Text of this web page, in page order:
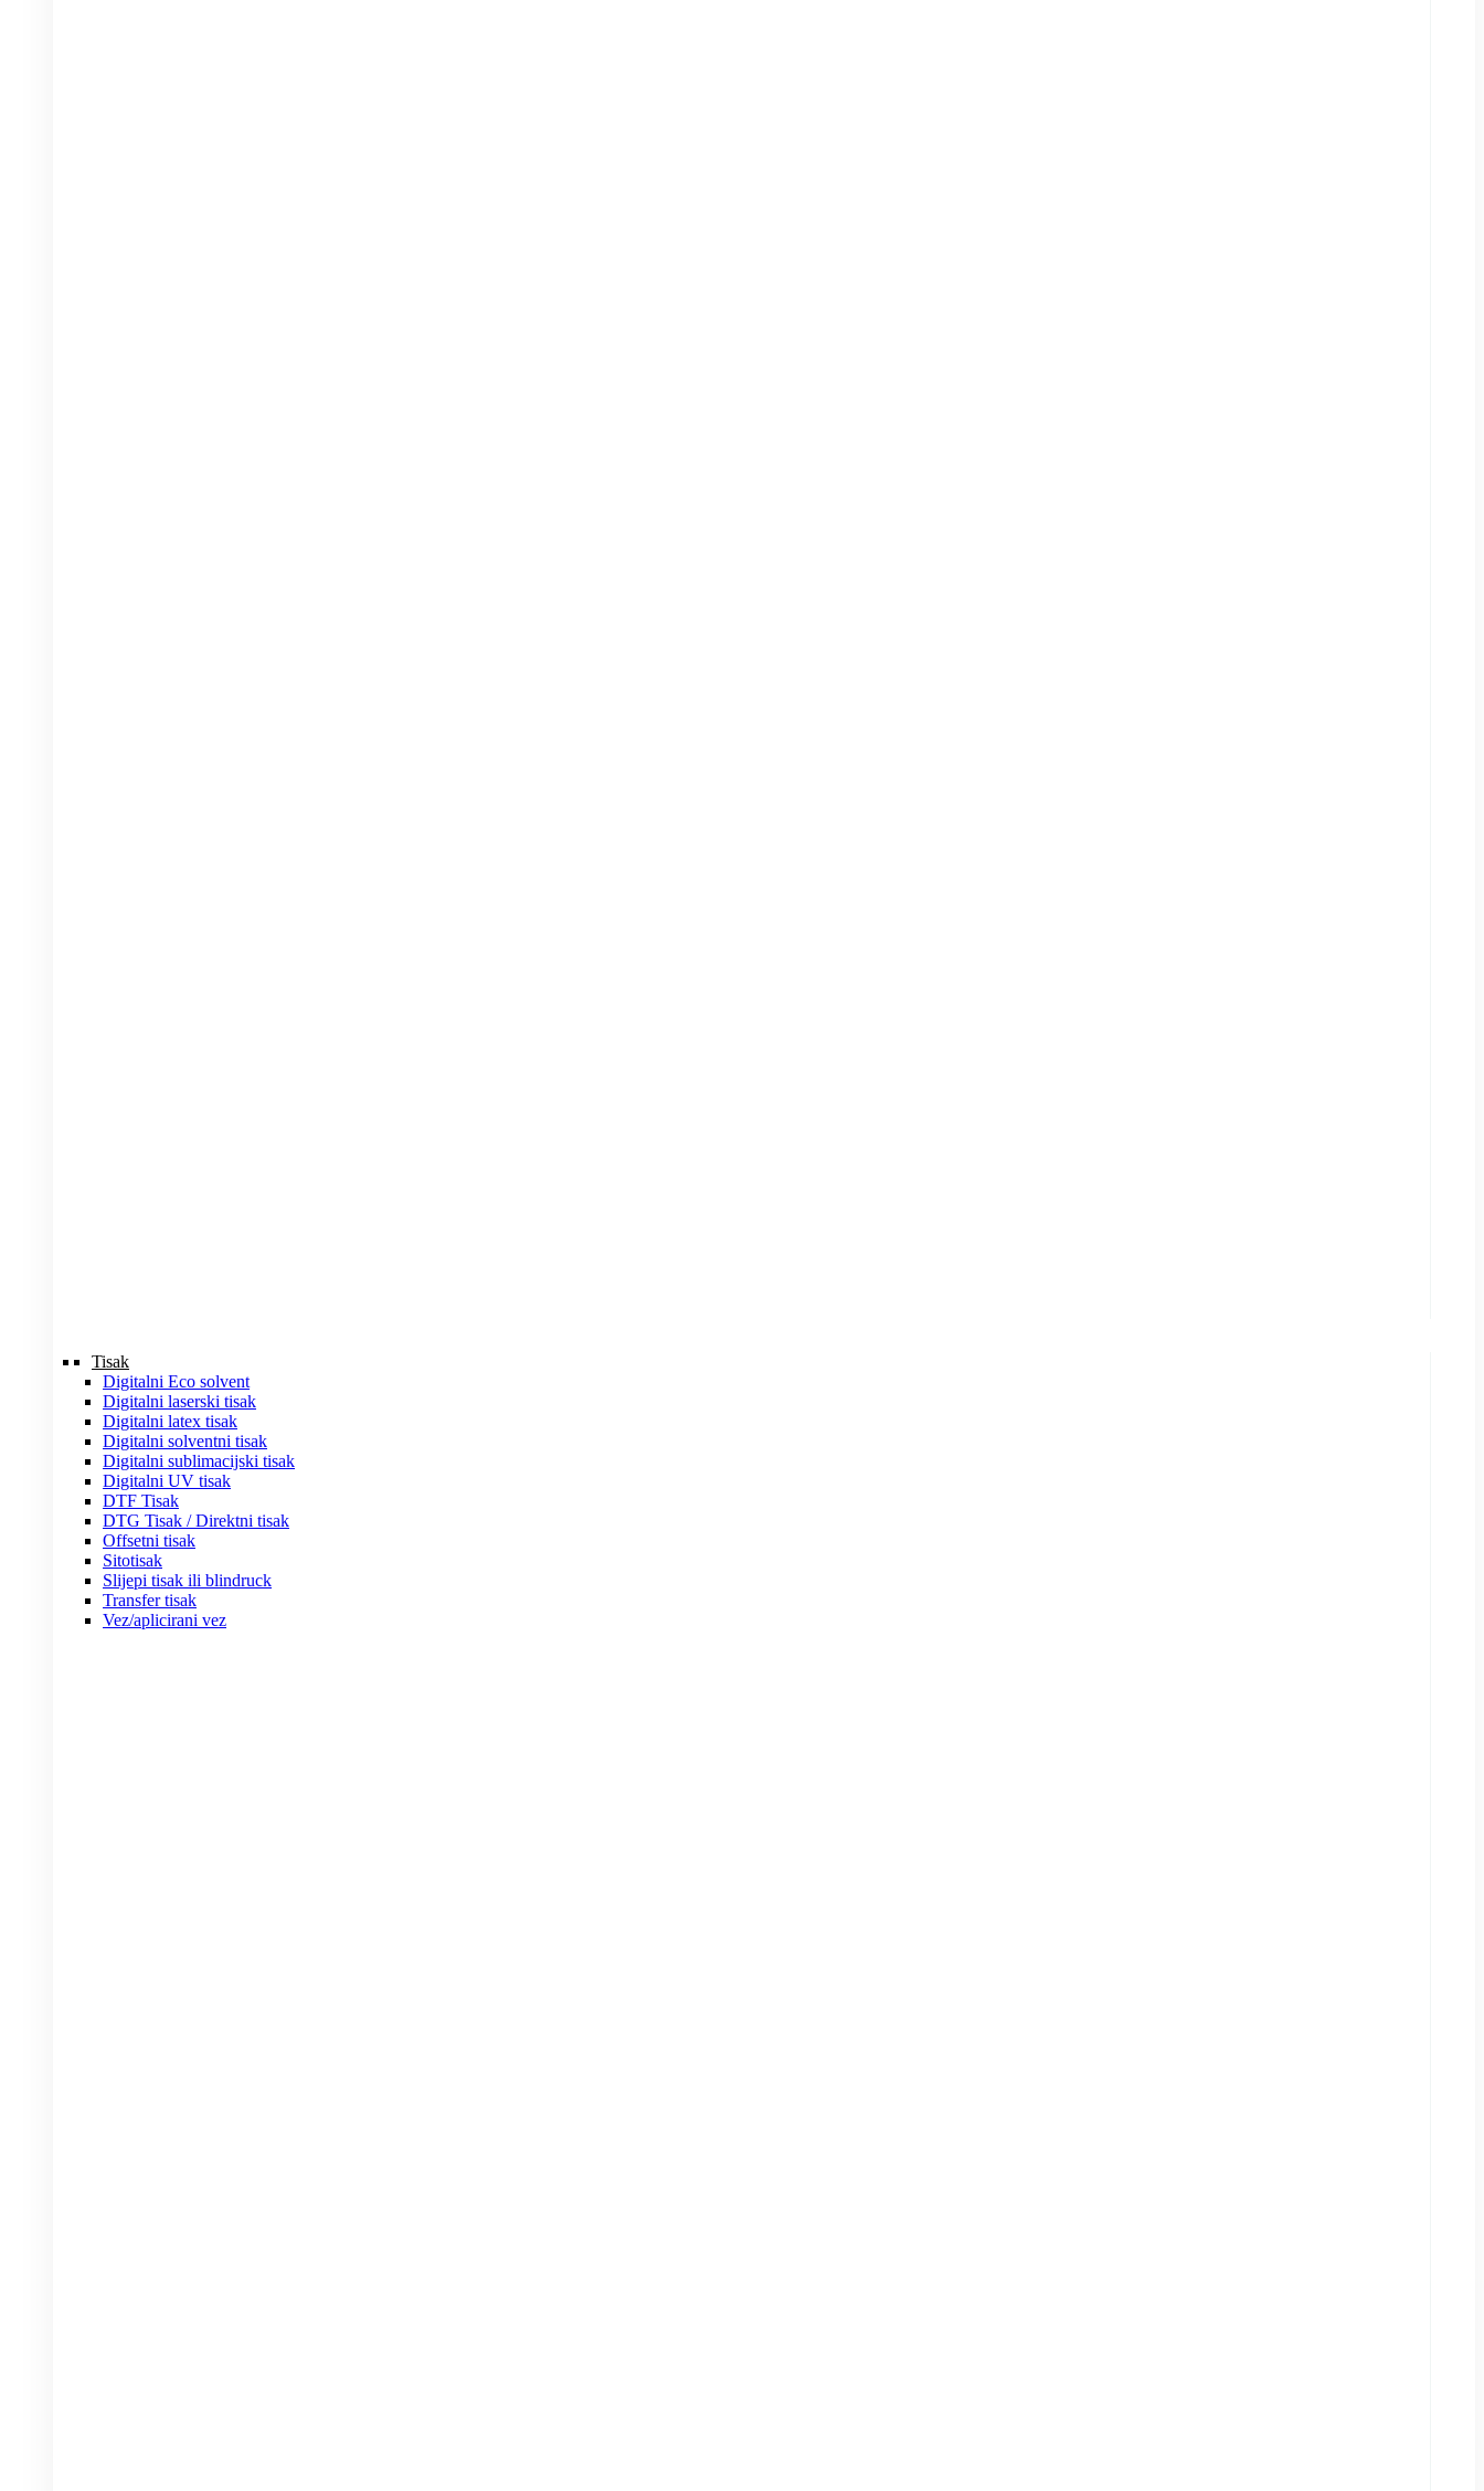
Tisak
Digitalni Eco solvent
Digitalni laserski tisak
Digitalni latex tisak
Digitalni solventni tisak
Digitalni sublimacijski tisak
Digitalni UV tisak
DTF Tisak
DTG Tisak / Direktni tisak
Offsetni tisak
Sitotisak
Slijepi tisak ili blindruck
Transfer tisak
Vez/aplicirani vez